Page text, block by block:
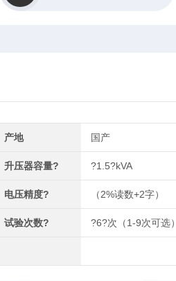
产地 国产
升压器容量? ?1.5?kVA
电压精度? （2%读数+2字）
试验次数? ?6?次（1-9次可选）